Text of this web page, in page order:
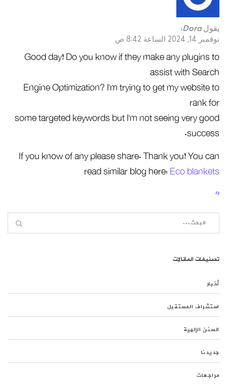
يقول Dora
:
نوفمبر 14, 2024 الساعة 8:42 ص
Good day! Do you know if they make any plugins to
assist with Search
Engine Optimization? I’m trying to get my website to
rank for
some targeted keywords but I’m not seeing very good
success.
If you know of any please share. Thank you! You can
read similar blog here: Eco blankets
رد
تصنيفات المقالات
أخبار
استشراف المستقبل
السنن الإلهية
جديدنا
مراجعات